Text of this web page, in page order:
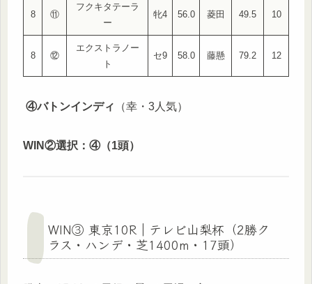
8 ⑪
フクキタテーラ
ー
牝4 56.0 菱田 49.5 10
8 ⑫
エクストラノー
ト
セ9 58.0 藤懸 79.2 12
④バトンインディ （幸・3人気）
WIN②選択：④（1頭）
WIN③ 東京10R｜テレビ山梨杯（2勝ク
ラス・ハンデ・芝1400m・17頭）